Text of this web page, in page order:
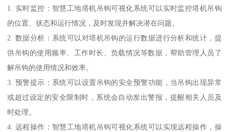
1. 实时监控：智慧工地塔机吊钩可视化系统可以实时监控塔机吊钩
的位置、状态和运行情况，及时发现并解决潜在问题。
2. 数据分析：系统可以对塔机吊钩的运行数据进行分析和统计，提
供吊钩的使用频率、工作时长、负载情况等数据，帮助管理人员了
解吊钩的使用情况和效率。
3. 预警提示：系统可以设置吊钩的安全预警功能，当吊钩出现异常
或超过设定的安全限制时，系统会自动发出警报，提醒相关人员及
时处理。
4. 远程操作：智慧工地塔机吊钩可视化系统可以实现远程操作，操